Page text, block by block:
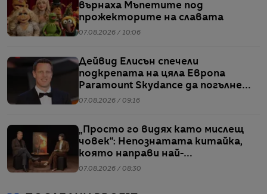
върнаха Мъпетите под
прожекторите на славата
07.08.2026 / 10:06
Дейвид Елисън спечели
подкрепата на цяла Европа
Paramount Skydance да погълне
WBD
07.08.2026 / 09:16
„Просто го видях като мислещ
човек“: Непознатата китайка,
която направи най-
коментираното интервю с
07.08.2026 / 08:30